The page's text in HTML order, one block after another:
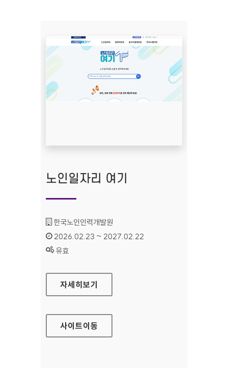
노인일자리 여기
기관명 :
한국노인인력개발원
인증기간 :
2026.02.23 ~ 2027.02.22
상태 :
유효
노인일자리 여기
자세히보기
사이트이동